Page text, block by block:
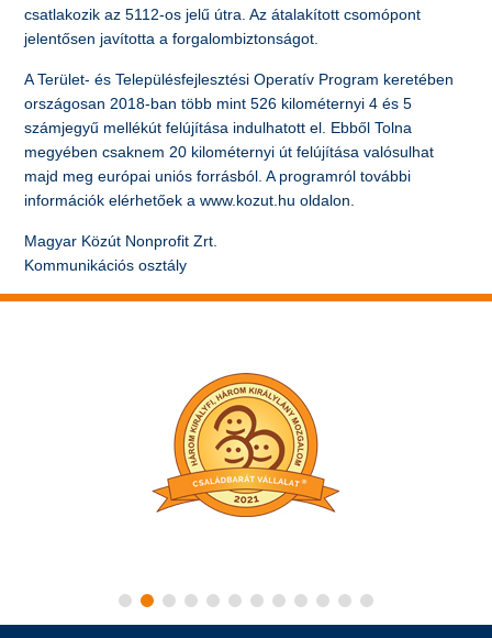
csatlakozik az 5112-os jelű útra. Az átalakított csomópont
jelentősen javította a forgalombiztonságot.
A Terület- és Településfejlesztési Operatív Program keretében
országosan 2018-ban több mint 526 kilométernyi 4 és 5
számjegyű mellékút felújítása indulhatott el. Ebből Tolna
megyében csaknem 20 kilométernyi út felújítása valósulhat
majd meg európai uniós forrásból. A programról további
információk elérhetőek a www.kozut.hu oldalon.
Magyar Közút Nonprofit Zrt.
Kommunikációs osztály